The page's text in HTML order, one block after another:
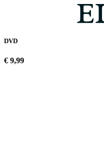
DVD
€ 9,99